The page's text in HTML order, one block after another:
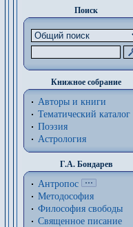
Поиск
Книжное собрание
Авторы и книги
Тематический каталог
Поэзия
Астрология
Г.А. Бондарев
Антропос
Методософия
Философия cвободы
Священное писание